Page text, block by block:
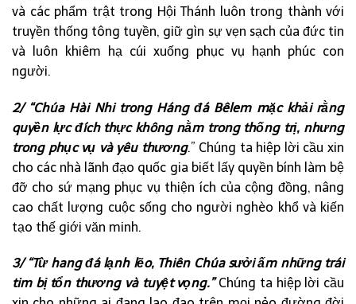
và các phẩm trật trong Hội Thánh luôn trong thành với
truyền thống tông tuyền, giữ gìn sự vẹn sạch của đức tin
và luôn khiêm hạ cúi xuống phục vụ hạnh phúc con
người.
2/ “Chúa Hài Nhi trong Háng đá Bêlem mặc khải rằng
quyền lực đích thực không nằm trong thống trị, nhưng
trong phục vụ và yêu thương.” Chúng ta hiệp lời cầu xin
cho các nhà lãnh đạo quốc gia biết lấy quyền bính làm bệ
đỡ cho sứ mạng phục vụ thiện ích của cộng đồng, nâng
cao chất lượng cuộc sống cho người nghèo khổ và kiến
tạo thế giới văn minh.
3/ “Từ hang đá lạnh lẽo, Thiên Chúa sưởi ấm những trái
tim bị tổn thương và tuyệt vọng.”Chúng ta hiệp lời cầu